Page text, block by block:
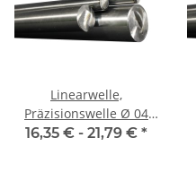
Linearwelle,
Präzisionswelle Ø 04
mm, 500 mm, gehärtet
16,35 € - 21,79 € *